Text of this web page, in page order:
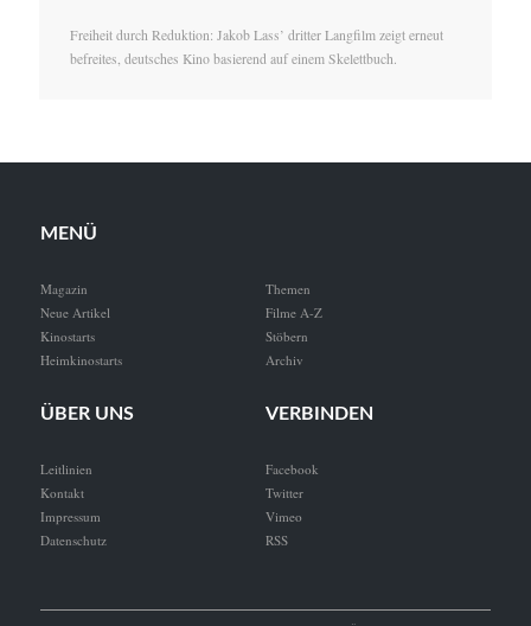
Freiheit durch Reduktion: Jakob Lass’ dritter Langfilm zeigt erneut
befreites, deutsches Kino basierend auf einem Skelettbuch.
MENÜ
Magazin
Neue Artikel
Kinostarts
Heimkinostarts
Themen
Filme A-Z
Stöbern
Archiv
ÜBER UNS
Leitlinien
Kontakt
Impressum
Datenschutz
VERBINDEN
Facebook
Twitter
Vimeo
RSS